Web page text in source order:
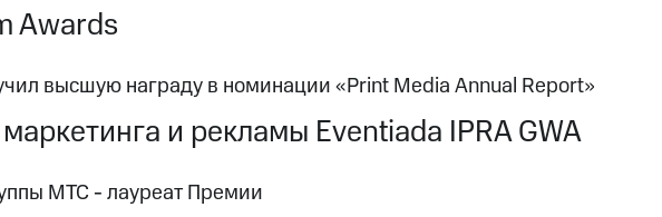
Awards
высшую награду в номинации «Print Media Annual Report»
и рекламы Eventiada IPRA GWA
МТС - лауреат Премии